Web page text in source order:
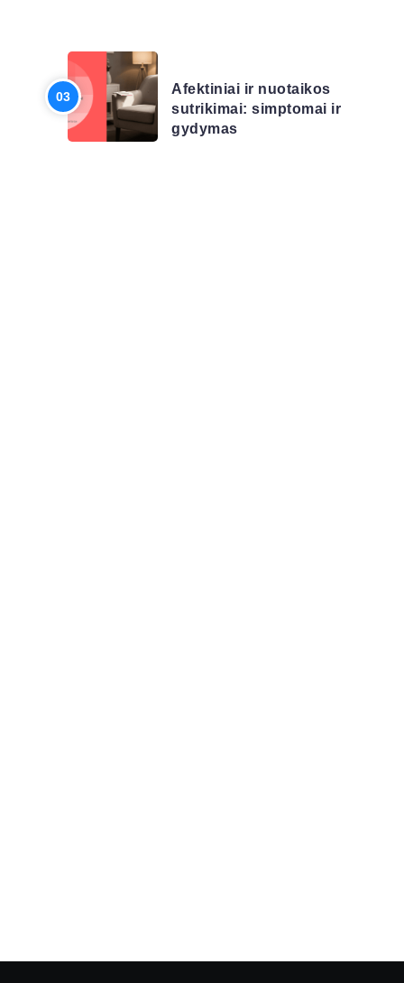
Afektiniai ir nuotaikos
sutrikimai: simptomai ir
gydymas